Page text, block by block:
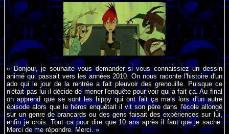
« Bonjour, je souhaite vous demander si vous connaissiez un dessin
animé qui passait vers les années 2010. On nous raconte l'histoire d'un
ado qui le jour de la rentrée a fait pleuvoir des grenouille. Puisque ce
n'était pas lui il décide de mener l'enquête pour voir qui a fait ça. Au final
on apprend que se sont les hippy qui ont fait ça mais lors d'un autre
épisode alors que le héros enquêtait il vit son père dans l'école allongé
sur un genre de brancards ou des gens faisait des expériences sur lui,
enfin je crois. Tout ca pour dire que 10 ans après il faut que je sache.
Merci de me répondre. Merci. »